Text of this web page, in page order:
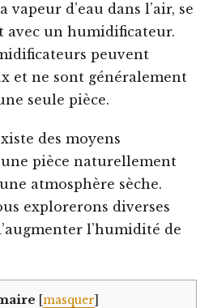
vapeur d’eau dans l’air, se
un humidificateur.
peuvent
et ne sont généralement
seule pièce.
des moyens
pièce naturellement
atmosphère sèche.
explorerons diverses
l’humidité de
masquer